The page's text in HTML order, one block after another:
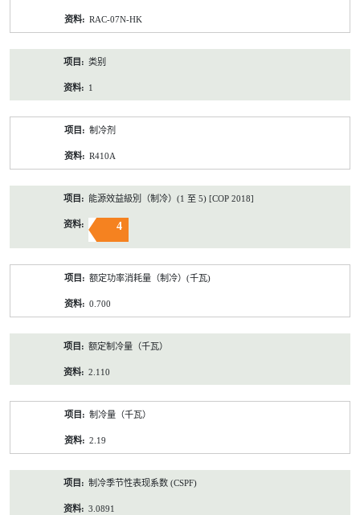
RAC-07N-HK
类别
1
制冷剂
R410A
能源效益級別（制冷）(1 至 5) [COP 2018]
4
额定功率消耗量（制冷）(千瓦)
0.700
额定制冷量（千瓦）
2.110
制冷量（千瓦）
2.19
制冷季节性表现系数 (CSPF)
3.0891